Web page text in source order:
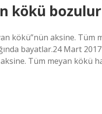
kökü
kökü”nün aksine. Tüm
bayatlar.24 Mart
Tüm meyan kökü